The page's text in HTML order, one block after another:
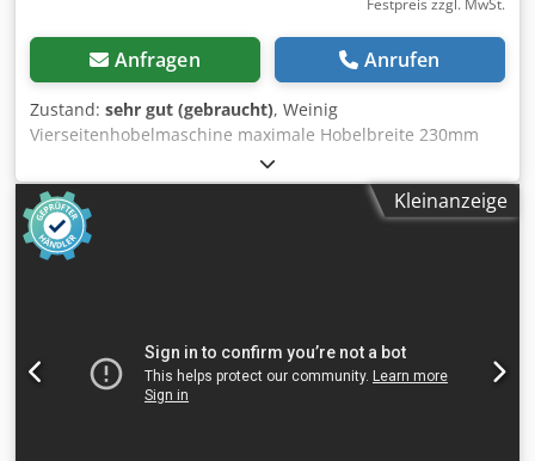
Anfragen Anrufen
Zustand: sehr gut (gebraucht), Weinig
Vierseitenhobelmaschine maximale Hobelbreite 230mm
max. Hobelhöhe 120mm 5 Köpfe, unten-5.5KW; links und
rechts-11KW, oben-11KW, unten-5.5KW Vorschub - 4KW
voll einstellbare Köpfe elektrisch verstellbar nach oben
und unten und Hobelbreite 40mm Spindeln Vorschub über
kardanische Rollen, stufenlos einstellbar Chedpfx
Kleinanzeige